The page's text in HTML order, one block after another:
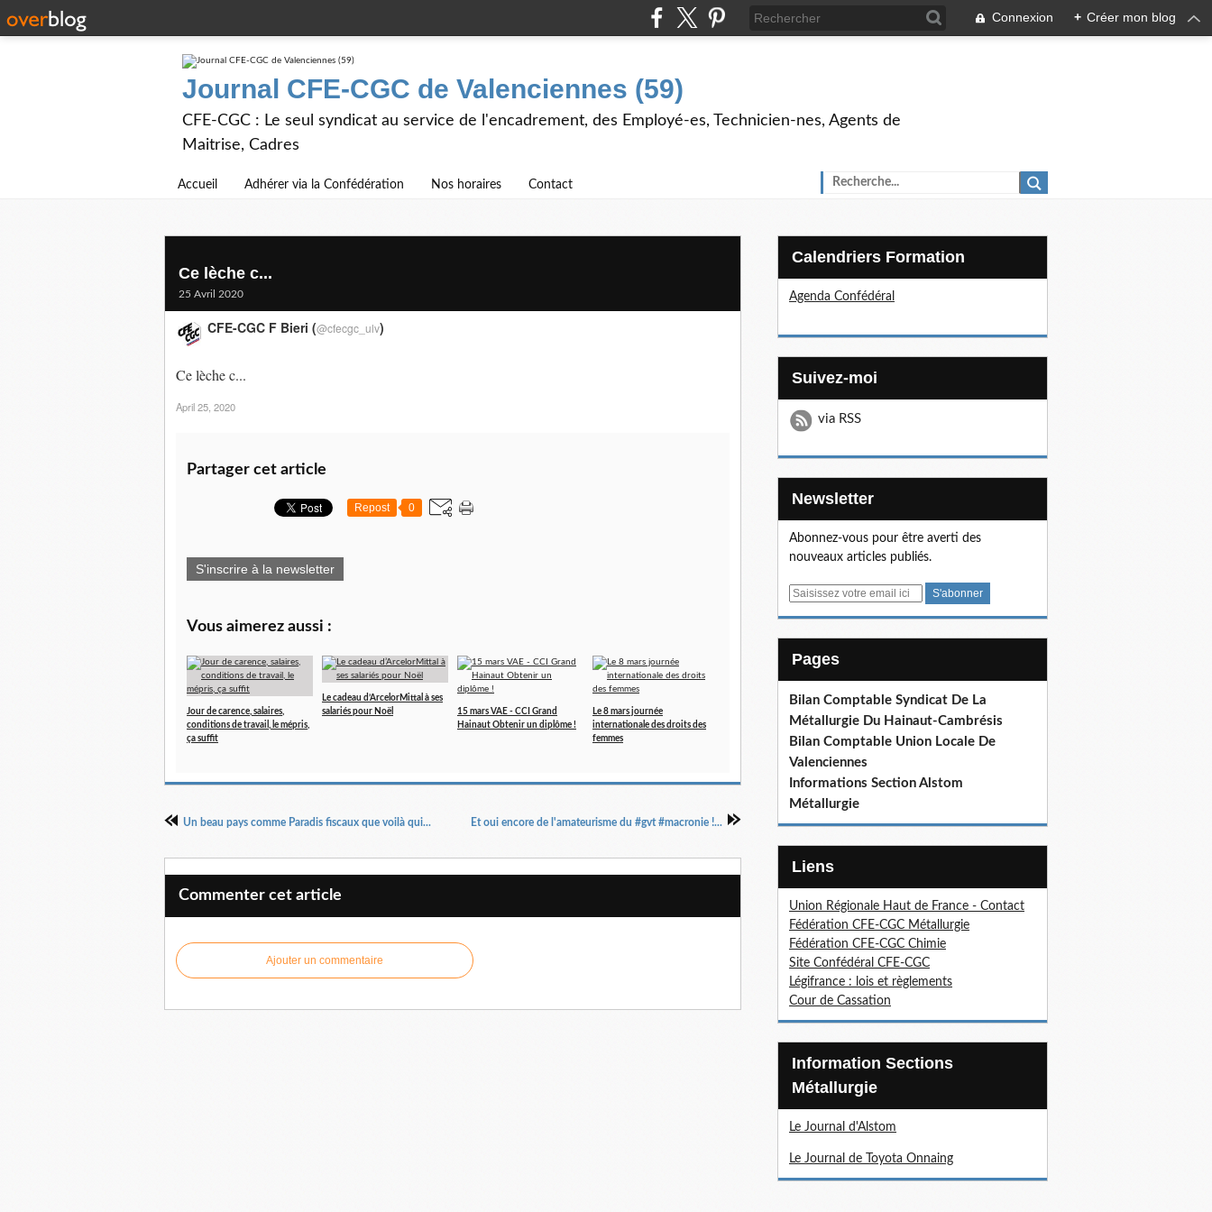
Connexion + Créer mon blog
Journal CFE-CGC de Valenciennes (59)
CFE-CGC : Le seul syndicat au service de l'encadrement, des Employé-es, Technicien-nes, Agents de
Maitrise, Cadres
Accueil Adhérer via la Confédération Nos horaires Contact
Ce lèche c...
25 Avril 2020
Ce lèche c...
CFE-CGC F Bieri (@cfecgc_ulv)
April 25, 2020
Partager cet article
Repost 0
S'inscrire à la newsletter
Vous aimerez aussi :
Jour de carence, salaires,
conditions de travail, le mépris,
ça suffit
Le cadeau d’ArcelorMittal à ses
salariés pour Noël
15 mars VAE - CCI Grand
Hainaut Obtenir un diplôme !
Le 8 mars journée
internationale des droits des
femmes
Un beau pays comme Paradis fiscaux que voilà qui... Et oui encore de l'amateurisme du #gvt #macronie !...
Commenter cet article
Ajouter un commentaire
Calendriers Formation
Agenda Confédéral
Suivez-moi
via RSS
Newsletter
Abonnez-vous pour être averti des
nouveaux articles publiés.
E
Pages
Bilan Comptable Syndicat De La
Métallurgie Du Hainaut-Cambrésis
Bilan Comptable Union Locale De
Valenciennes
Informations Section Alstom
Métallurgie
Liens
Union Régionale Haut de France - Contact
Fédération CFE-CGC Métallurgie
Fédération CFE-CGC Chimie
Site Confédéral CFE-CGC
Légifrance : lois et règlements
Cour de Cassation
Information Sections
Métallurgie
Le Journal d'Alstom
Le Journal de Toyota Onnaing